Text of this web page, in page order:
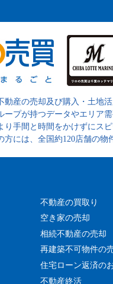
動産の売却及び購入・土地
ープが持つデータやエリア
り手間と時間をかけずにス
方には、全国約120店舗の物
不動産の買取り
空き家の売却
相続不動産の売却
再建築不可物件の
住宅ローン返済の
不動産終活